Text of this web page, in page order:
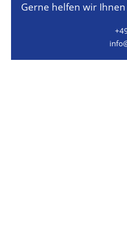
Gerne helfen wir